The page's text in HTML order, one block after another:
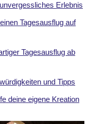
Erlebnis
Tagesausflug auf
Tagesausflug ab
und Tipps
deine eigene Kreation